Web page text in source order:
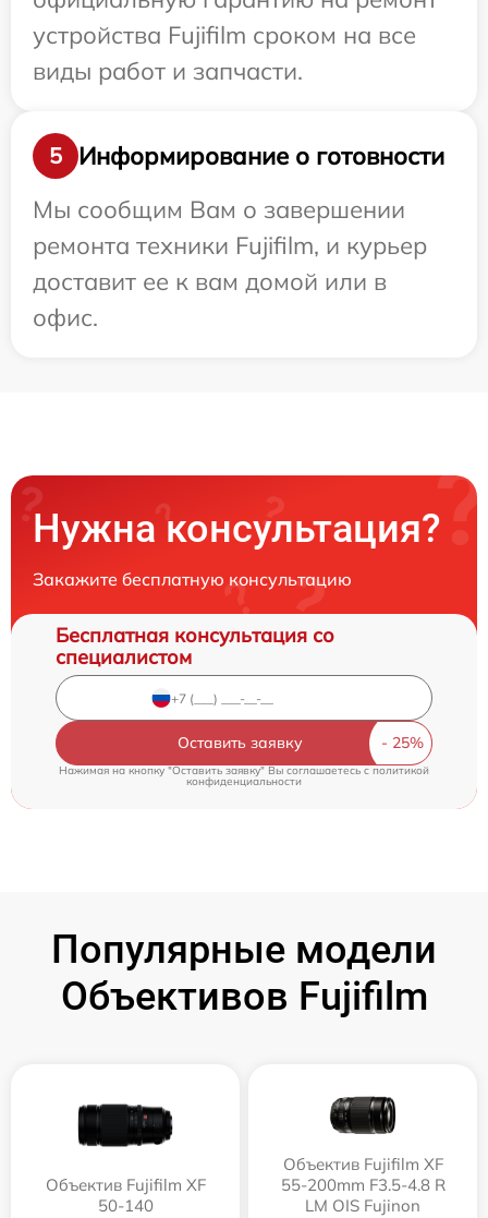
устройства Fujifilm сроком на все
виды работ и запчасти.
5
Информирование о готовности
Мы сообщим Вам о завершении
ремонта техники Fujifilm, и курьер
доставит ее к вам домой или в
офис.
Нужна консультация?
Закажите бесплатную консультацию
Бесплатная консультация со
специалистом
Оставить заявку
Нажимая на кнопку "Оставить заявку" Вы соглашаетесь c политикой
конфиденциальности
Популярные модели
Объективов Fujifilm
Объектив Fujifilm XF
50-140
Объектив Fujifilm XF
55-200mm F3.5-4.8 R
LM OIS Fujinon